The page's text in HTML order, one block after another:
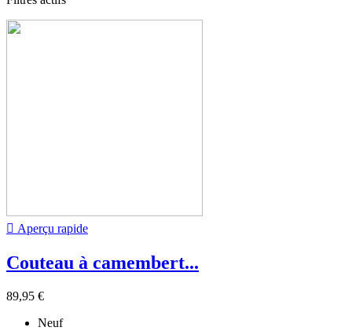
 Aperçu rapide
Couteau à camembert...
89,95 €
Neuf